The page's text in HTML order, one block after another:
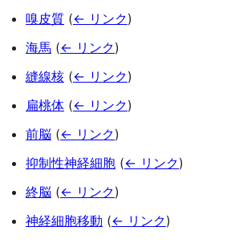
嗅皮質 (← リンク)
海馬 (← リンク)
縫線核 (← リンク)
扁桃体 (← リンク)
前脳 (← リンク)
抑制性神経細胞 (← リンク)
終脳 (← リンク)
神経細胞移動 (← リンク)